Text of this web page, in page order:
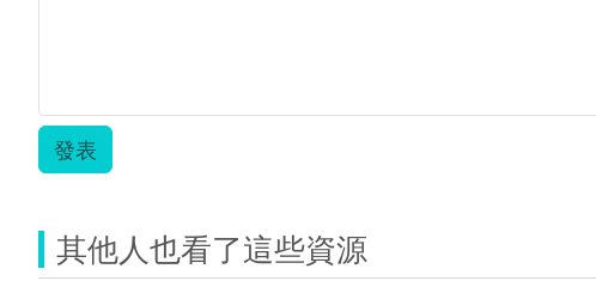
發表
其他人也看了這些資源